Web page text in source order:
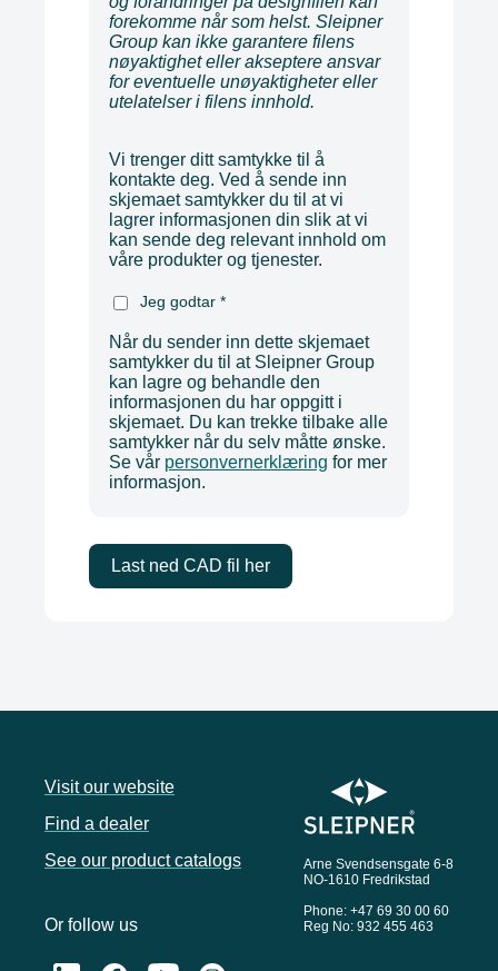
forekomme når som helst. Sleipner
Group kan ikke garantere filens
nøyaktighet eller akseptere ansvar
for eventuelle unøyaktigheter eller
utelatelser i filens innhold.
Vi trenger ditt samtykke til å
kontakte deg. Ved å sende inn
skjemaet samtykker du til at vi
lagrer informasjonen din slik at vi
kan sende deg relevant innhold om
våre produkter og tjenester.
Jeg godtar *
Når du sender inn dette skjemaet
samtykker du til at Sleipner Group
kan lagre og behandle den
informasjonen du har oppgitt i
skjemaet. Du kan trekke tilbake alle
samtykker når du selv måtte ønske.
Se vår personvernerklæring for mer
informasjon.
Visit our website
Find a dealer
See our product catalogs
Or follow us
Arne Svendsensgate 6-8
NO-1610 Fredrikstad
Phone: +47 69 30 00 60
Reg No: 932 455 463